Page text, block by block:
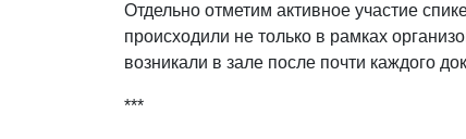
Отдельно отметим активное участие
происходили не только в рамках
возникали в зале после почти каждого
***